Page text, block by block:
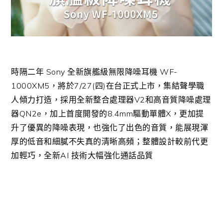
時隔二年 Sony 全新旗艦級無限降噪耳機 WF-
1000XM5，將於7/27(四)在台正式上市，集結聲學職
人傾力打造，採用全新整合處理器V2和高音質降噪處理
器QN2e，加上首度開發的8.4mm驅動單體X，更加提
升了優異的降噪表現，也強化了出色的音質，能展現渾
厚的低音和細膩不失真的清晰高頻；整體設計較前代更
加輕巧，全新AI 技術大幅強化通話品質